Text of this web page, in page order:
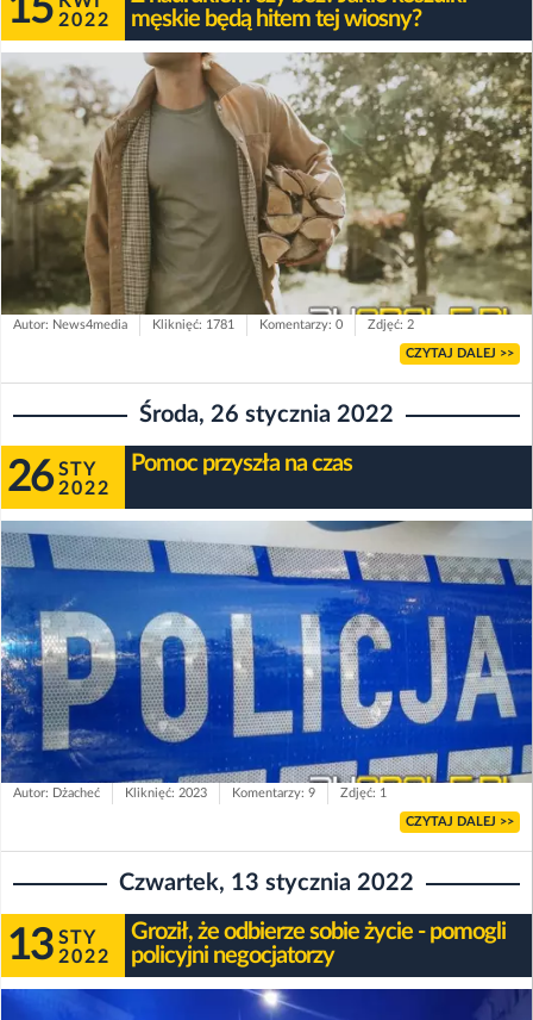
15 2022
męskie będą hitem tej wiosny?
Autor: News4media Kliknięć: 1781 Komentarzy: 0 Zdjęć: 2
CZYTAJ DALEJ >>
Środa, 26 stycznia 2022
26 STY
2022
Pomoc przyszła na czas
Autor: Dżacheć Kliknięć: 2023 Komentarzy: 9 Zdjęć: 1
CZYTAJ DALEJ >>
Czwartek, 13 stycznia 2022
13 STY
2022
Groził, że odbierze sobie życie - pomogli
policyjni negocjatorzy